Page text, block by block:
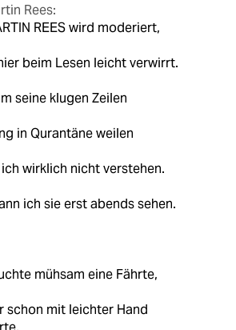
Rees:
REES wird moderiert,
beim Lesen leicht verwirrt.
seine klugen Zeilen
in Qurantäne weilen
ich wirklich nicht verstehen.
ich sie erst abends sehen.
mühsam eine Fährte,
schon mit leichter Hand